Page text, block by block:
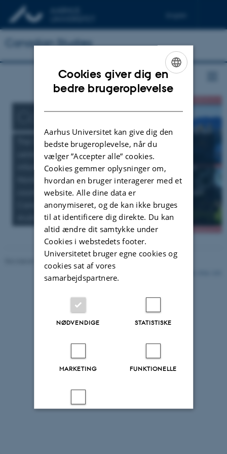
Français
Canadian Studies
Canadian Studies
The Canadian Studies Centre (CSC) serves as a
centre for
information and documentation for people in the
countries who want to study in Canada or carry out
Canadian
studies in Aarhus.
Revideret 04.12.2025 Canadian Studies
ENGLISH
Cookies giver dig en
bedre brugeroplevelse
Aarhus Universitet kan give dig den
bedste brugeroplevelse, når du
vælger ”Accepter alle” cookies.
Cookies gemmer oplysninger om,
hvordan en bruger interagerer med et
website. Alle dine data er
anonymiseret, og de kan ikke bruges
til at identificere dig direkte. Du kan
altid ændre dit samtykke under
Cookies i webstedets footer.
Universitetet bruger egne cookies og
cookies sat af vores
samarbejdspartnere.
NØDVENDIGE STATISTISKE
MARKETING FUNKTIONELLE